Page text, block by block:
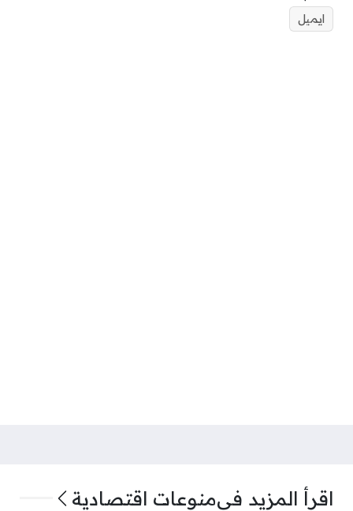
ايميل
اقرأ المزيد فيمنوعات اقتصادية